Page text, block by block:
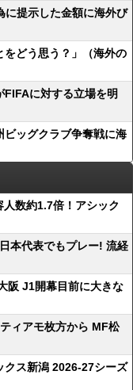
に提示した金額に海外び
どう思う？」（海外の
に対する立場を明
ッグクラブ争奪戦に海
人数約1.7倍！アシック
本代表でもプレー! 流経
阪 J1開幕目前に大きな
ティアモ枚方から MF松
クス新潟 2026-27シーズ